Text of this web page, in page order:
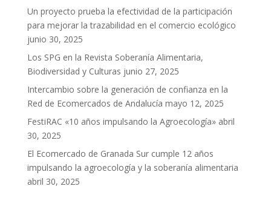
Un proyecto prueba la efectividad de la participación
para mejorar la trazabilidad en el comercio ecológico
junio 30, 2025
Los SPG en la Revista Soberanía Alimentaria,
Biodiversidad y Culturas junio 27, 2025
Intercambio sobre la generación de confianza en la
Red de Ecomercados de Andalucía mayo 12, 2025
FestiRAC «10 años impulsando la Agroecología» abril
30, 2025
El Ecomercado de Granada Sur cumple 12 años
impulsando la agroecología y la soberanía alimentaria
abril 30, 2025